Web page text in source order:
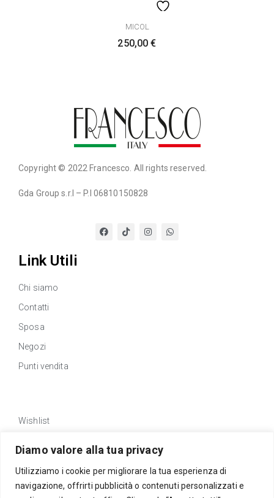
Diamo valore alla tua privacy
Utilizziamo i cookie per migliorare la tua esperienza di
navigazione, offrirti pubblicità o contenuti personalizzati e
MICOL
250,00€
Copyright © 2022 Francesco. All rights reserved.
Gda Group s.r.l – P.I 06810150828
Link Utili
Chi siamo
Contatti
Sposa
Negozi
Punti vendita
Wishlist